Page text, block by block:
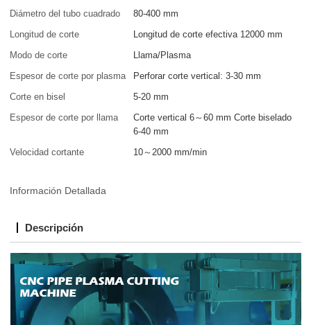
Diámetro del tubo cuadrado
80-400 mm
Longitud de corte
Longitud de corte efectiva 12000 mm
Modo de corte
Llama/Plasma
Espesor de corte por plasma
Perforar corte vertical: 3-30 mm
Corte en bisel
5-20 mm
Espesor de corte por llama
Corte vertical 6～60 mm Corte biselado
6-40 mm
Velocidad cortante
10～2000 mm/min
Información Detallada
Descripción